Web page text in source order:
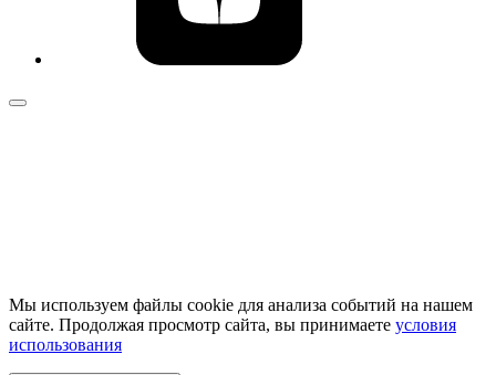
Мы используем файлы cookie для анализа событий на нашем
сайте. Продолжая просмотр сайта, вы принимаете условия
использования